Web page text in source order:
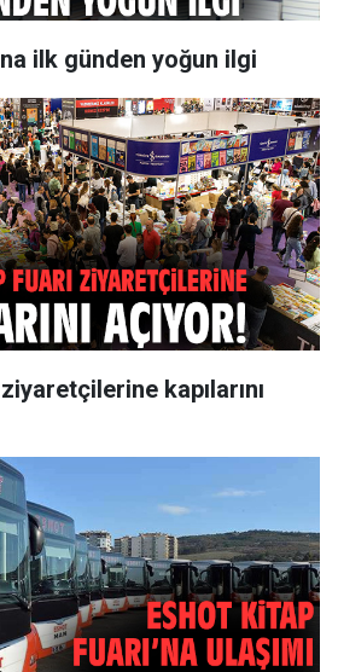
ilk günden yoğun ilgi
kapılarını